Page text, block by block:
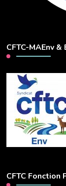
CFTC-MAEnv
CFTC Fonction